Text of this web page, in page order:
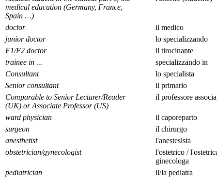
medical education (Germany, France,
Spain …)
doctor
il medico
junior doctor
lo specializzando
F1/F2 doctor
il tirocinante
trainee in ...
specializzando in
Consultant
lo specialista
Senior consultant
il primario
Comparable to Senior Lecturer/Reader
(UK) or Associate Professor (US)
il professore
ward physician
il caporeparto
surgeon
il chirurgo
anesthetist
l'anestesista
obstetrician/gynecologist
l'ostetrico /
ginecologa
pediatrician
il/la pediatra